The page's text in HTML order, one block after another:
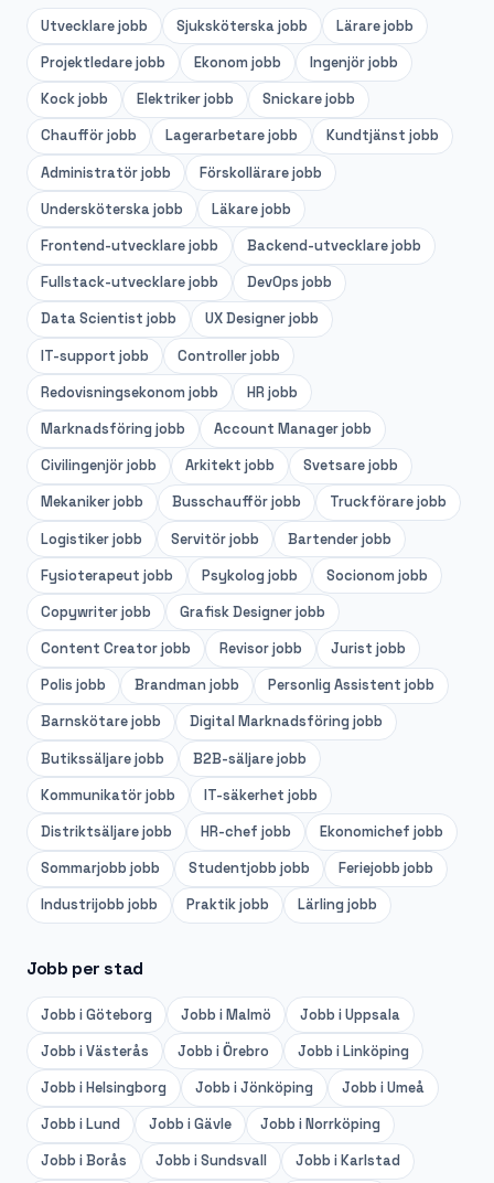
Utvecklarejobb Sjuksköterskajobb Lärarejobb
Projektledarejobb Ekonom jobb Ingenjörjobb
Kockjobb Elektrikerjobb Snickarejobb
Chaufförjobb Lagerarbetarejobb Kundtjänst jobb
Administratörjobb Förskollärarejobb
Undersköterskajobb Läkarejobb
Frontend-utvecklarejobb Backend-utvecklarejobb
Fullstack-utvecklarejobb DevOps jobb
Data Scientist jobb UX Designerjobb
IT-support jobb Controllerjobb
Redovisningsekonom jobb HR jobb
Marknadsföring jobb Account Managerjobb
Civilingenjörjobb Arkitekt jobb Svetsarejobb
Mekanikerjobb Busschaufförjobb Truckförarejobb
Logistikerjobb Servitörjobb Bartenderjobb
Fysioterapeut jobb Psykolog jobb Socionom jobb
Copywriterjobb Grafisk Designerjobb
Content Creatorjobb Revisorjobb Jurist jobb
Polis jobb Brandman jobb Personlig Assistent jobb
Barnskötarejobb Digital Marknadsföring jobb
Butikssäljarejobb B2B-säljarejobb
Kommunikatörjobb IT-säkerhet jobb
Distriktsäljarejobb HR-chef jobb Ekonomichef jobb
Sommarjobb jobb Studentjobb jobb Feriejobb jobb
Industrijobb jobb Praktikjobb Lärling jobb
Jobb per stad
Jobb iGöteborg Jobb iMalmö Jobb iUppsala
Jobb iVästerås Jobb iÖrebro Jobb iLinköping
Jobb iHelsingborg Jobb iJönköping Jobb iUmeå
Jobb iLund Jobb iGävle Jobb iNorrköping
Jobb iBorås Jobb iSundsvall Jobb iKarlstad